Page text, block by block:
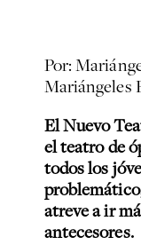
Por:
Mariángeles
El Nuevo
el teatro de
todos los
atreve a ir
antecesores.